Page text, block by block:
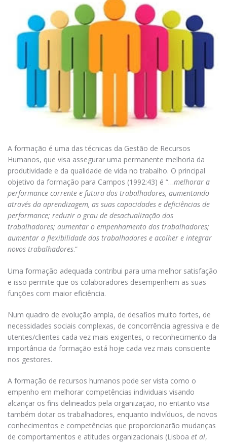
A formação é uma das técnicas da Gestão de Recursos
Humanos, que visa assegurar uma permanente melhoria da
produtividade e da qualidade de vida no trabalho. O principal
objetivo da formação para Campos (1992:43) é “…melhorar a
performance corrente e futura dos trabalhadores, aumentando
através da aprendizagem, as suas capacidades e deficiências de
performance; reduzir o grau de desactualização dos
trabalhadores; aumentar o empenhamento dos trabalhadores;
aumentar a flexibilidade dos trabalhadores e acolher e integrar
novos trabalhadores.”
Uma formação adequada contribui para uma melhor satisfação
e isso permite que os colaboradores desempenhem as suas
funções com maior eficiência.
Num quadro de evolução ampla, de desafios muito fortes, de
necessidades sociais complexas, de concorrência agressiva e de
utentes/clientes cada vez mais exigentes, o reconhecimento da
importância da formação está hoje cada vez mais consciente
nos gestores.
A formação de recursos humanos pode ser vista como o
empenho em melhorar competências individuais visando
alcançar os fins delineados pela organização, no entanto visa
também dotar os trabalhadores, enquanto indivíduos, de novos
conhecimentos e competências que proporcionarão mudanças
de comportamentos e atitudes organizacionais (Lisboa et al,